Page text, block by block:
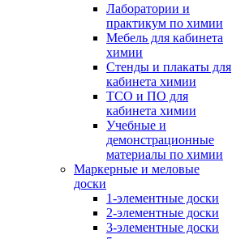
Лаборатории и
практикум по химии
Мебель для кабинета
химии
Стенды и плакаты для
кабинета химии
ТСО и ПО для
кабинета химии
Учебные и
демонстрационные
материалы по химии
Маркерные и меловые
доски
1-элементные доски
2-элементные доски
3-элементные доски